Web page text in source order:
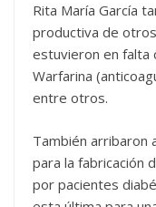
Rita María García
productiva de
estuvieron en falta
Warfarina
entre otros.
También arribaron
para la fabricación
por pacientes